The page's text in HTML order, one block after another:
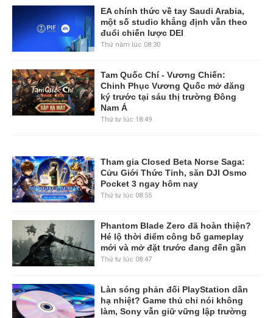
EA chính thức về tay Saudi Arabia,
một số studio khẳng định vẫn theo
đuổi chiến lược DEI
Thứ năm lúc 08:30
Tam Quốc Chí - Vương Chiến:
Chinh Phục Vương Quốc mở đăng
ký trước tại sáu thị trường Đông
Nam Á
Thứ tư lúc 18:49
Tham gia Closed Beta Norse Saga:
Cửu Giới Thức Tỉnh, săn DJI Osmo
Pocket 3 ngay hôm nay
Thứ tư lúc 08:55
Phantom Blade Zero đã hoàn thiện?
Hé lộ thời điểm công bố gameplay
mới và mở đặt trước đang đến gần
Thứ tư lúc 08:47
Làn sóng phản đối PlayStation dần
hạ nhiệt? Game thủ chỉ nói không
làm, Sony vẫn giữ vững lập trường